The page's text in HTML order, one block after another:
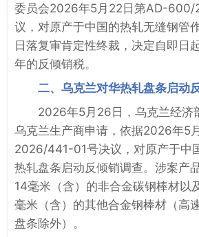
委员会2026年5月22日第AD-
议，对原产于中国的热轧无缝钢管
日落复审肯定性终裁，决定自即日
年的反倾销税。
二、乌克兰对华热轧盘条启动
2026年5月26日，乌克兰经济
乌克兰生产商申请，依据2026年5
2026/441-01号决议，对原产于中
热轧盘条启动反倾销调查。涉案产
14毫米（含）的非合金碳钢棒材以
毫米（含）的其他合金钢棒材（高
盘条除外）。